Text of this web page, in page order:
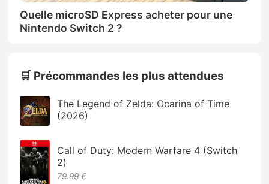
Quelle microSD Express acheter pour une
Nintendo Switch 2 ?
🛒 Précommandes les plus attendues
The Legend of Zelda: Ocarina of Time
(2026)
Call of Duty: Modern Warfare 4 (Switch
2)
79.99 €